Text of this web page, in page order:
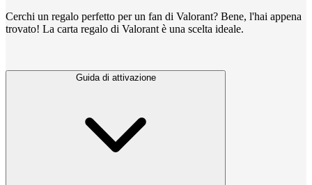
Cerchi un regalo perfetto per un fan di Valorant? Bene, l'hai appena
trovato! La carta regalo di Valorant è una scelta ideale.
Guida di attivazione